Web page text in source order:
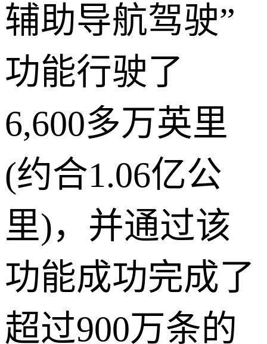
辅助导航驾驶”
功能行驶了
6,600多万英里
(约合1.06亿公
里)，并通过该
功能成功完成了
超过900万条的